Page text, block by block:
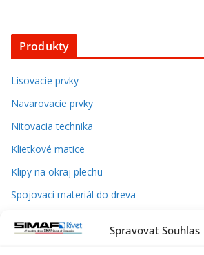
Spravovat Souhlas
Produkty
Lisovacie prvky
Navarovacie prvky
Nitovacia technika
Klietkové matice
Klipy na okraj plechu
Spojovací materiál do dreva
Závitové vložky do plastu – zálisky